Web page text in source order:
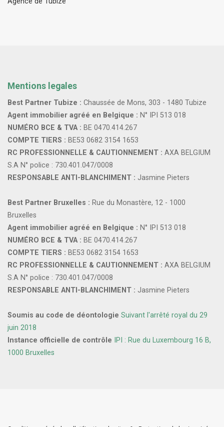
Mentions legales
Best Partner Tubize : Chaussée de Mons, 303 - 1480 Tubize
Agent immobilier agréé en Belgique : N° IPI 513 018
NUMÉRO BCE & TVA : BE 0470.414.267
COMPTE TIERS : BE53 0682 3154 1653
RC PROFESSIONNELLE & CAUTIONNEMENT : AXA BELGIUM
S.A N° police : 730.401.047/0008
RESPONSABLE ANTI-BLANCHIMENT : Jasmine Pieters
Best Partner Bruxelles : Rue du Monastère, 12 - 1000
Bruxelles
Agent immobilier agréé en Belgique : N° IPI 513 018
NUMÉRO BCE & TVA : BE 0470.414.267
COMPTE TIERS : BE53 0682 3154 1653
RC PROFESSIONNELLE & CAUTIONNEMENT : AXA BELGIUM
S.A N° police : 730.401.047/0008
RESPONSABLE ANTI-BLANCHIMENT : Jasmine Pieters
Soumis au code de déontologie Suivant l'arrêté royal du 29
juin 2018
Instance officielle de contrôle
IPI : Rue du Luxembourg 16 B,
1000 Bruxelles